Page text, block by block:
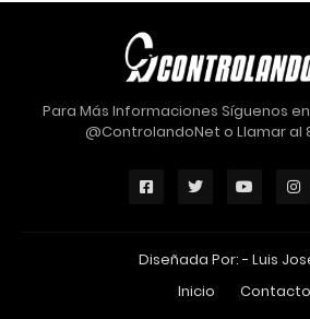
Para Más Informaciones Síguenos
@ControlandoNet o Llamar al
Diseñada Por: - Luis
Inicio
Contacto